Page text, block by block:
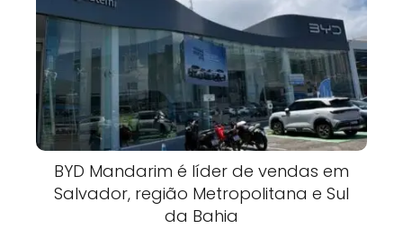
BYD Mandarim é líder de vendas em
Salvador, região Metropolitana e Sul
da Bahia